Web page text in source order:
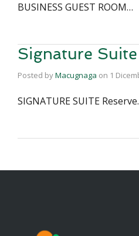
BUSINESS GUEST ROOM…
Signature Suite
Posted byMacugnaga on 1
SIGNATURE SUITE